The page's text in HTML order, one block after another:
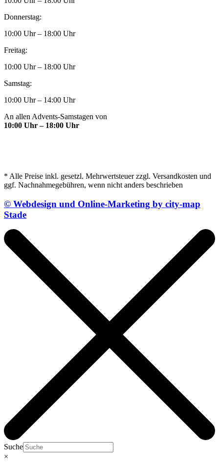
Donnerstag:
10:00 Uhr – 18:00 Uhr
Freitag:
10:00 Uhr – 18:00 Uhr
Samstag:
10:00 Uhr – 14:00 Uhr
An allen Advents-Samstagen von
10:00 Uhr – 18:00 Uhr
* Alle Preise inkl. gesetzl. Mehrwertsteuer zzgl. Versandkosten und
ggf. Nachnahmegebühren, wenn nicht anders beschrieben
© Webdesign und Online-Marketing by city-map
Stade
Suche
×